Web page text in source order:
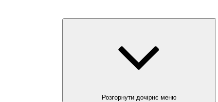
Розгорнути дочірнє меню